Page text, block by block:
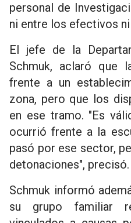
personal de
ni entre los efectivos
El jefe de la
Schmuk, aclaró que
frente a un
zona, pero que los
en ese tramo. "Es
ocurrió frente a la
pasó por ese sector,
detonaciones", precisó.
Schmuk informó
su grupo familiar